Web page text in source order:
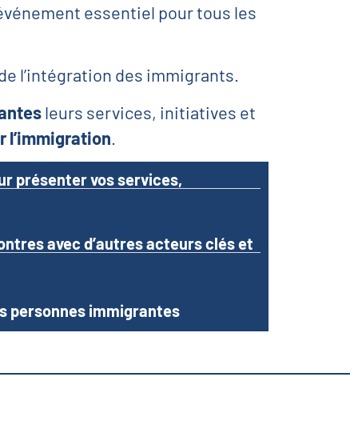
essentiel pour tous les
l’intégration des immigrants.
leurs services, initiatives et
l’immigration
présenter vos services,
avec d’autres acteurs clés et
personnes immigrantes